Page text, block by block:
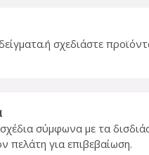
σχεδιάστε
σύμφωνα με τα
πελάτη για επιβεβαίωση.